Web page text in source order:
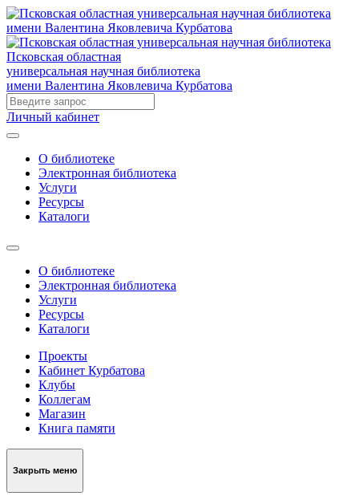
Псковская областная
универсальная научная библиотека
имени Валентина Яковлевича Курбатова
Личный кабинет
О библиотеке
Электронная библиотека
Услуги
Ресурсы
Каталоги
О библиотеке
Электронная библиотека
Услуги
Ресурсы
Каталоги
Проекты
Кабинет Курбатова
Клубы
Коллегам
Магазин
Книга памяти
Закрыть меню